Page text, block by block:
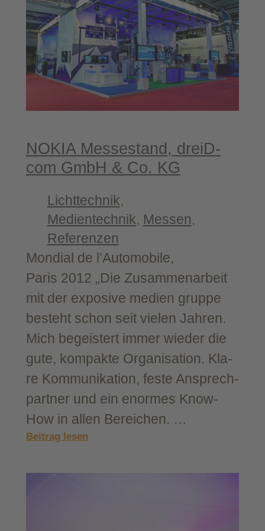
MAXUS
eTERRON9
–
IAA
Trans­
por­
NOKIA Mes­se­stand, dreiD­
com GmbH & Co. KG
Lichttechnik
Medientechnik, Messen
Referenzen
Mon­di­al de l’Automobile,
Paris 2012 „Die Zusam­men­ar­beit
mit der expo­si­ve medi­en grup­pe
besteht schon seit vie­len Jah­ren.
Mich begeis­tert immer wie­der die
gute, kom­pak­te Orga­ni­sa­ti­on. Kla­
re Kom­mu­ni­ka­ti­on, fes­te Ansprech­
part­ner und ein enor­mes Know-​
How in allen Bereichen. …
Beitrag lesen: